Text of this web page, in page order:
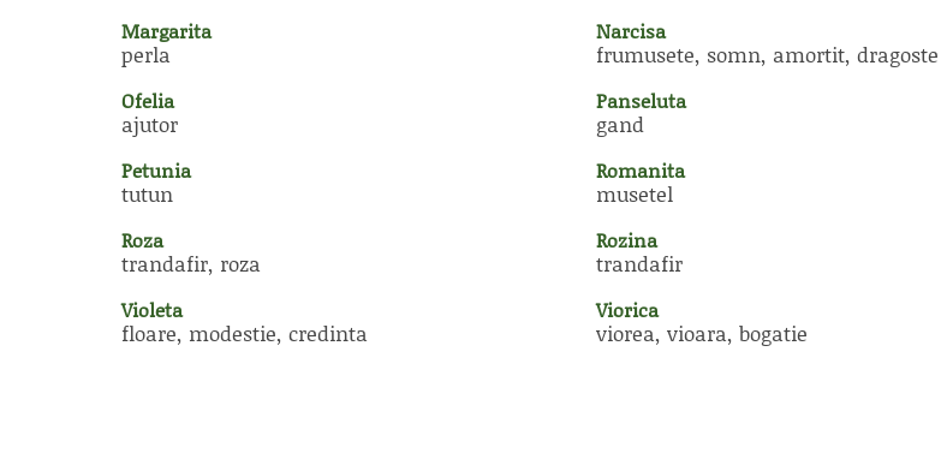
Margarita
perla
Narcisa
frumusete, somn, amortit, dragoste
Ofelia
ajutor
Panseluta
gand
Petunia
tutun
Romanita
musetel
Roza
trandafir, roza
Rozina
trandafir
Violeta
floare, modestie, credinta
Viorica
viorea, vioara, bogatie